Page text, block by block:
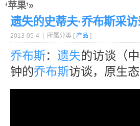
‘苹果’»
遗失的史蒂夫·乔布斯采
2013-05-4 | 所属分类 [ 产品 ]
乔布斯： 遗失的访谈（
钟的乔布斯访谈，原生态